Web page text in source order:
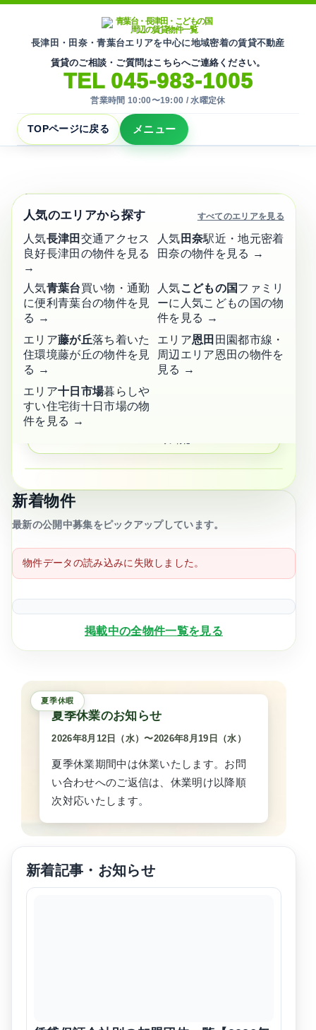
長津田・田奈・青葉台エリアを中心に地域密着の賃貸不動産
賃貸のご相談・ご質問はこちらへご連絡ください。
TEL 045-983-1005
営業時間 10:00〜19:00 / 水曜定休
TOPページに戻る
メニュー
地域密着の賃貸不動産
の賃貸物件一覧
ます。
🏠
地域に根ざして
30年以上
安心のサポート
🤝
管理・紹介
実績多数
信頼のサービス
📍
長津田・田奈・青葉台に
かんたん物件検索
エリア・キーワード
賃料上限
この条件で検索
人気のエリアから探す すべてのエリアを見る
人気長津田 交通アクセス
良好長津田の物件を見る
→
人気 田奈駅近・地元密着
田奈の物件を見る →
人気青葉台買い物・通勤
に便利 青葉台の物件を見
る →
人気こどもの国ファミリ
ーに人気こどもの国の物
件を見る →
エリア藤が丘落ち着いた
住環境藤が丘の物件を見
る →
エリア恩田 田園都市線・
周辺エリア恩田の物件を
見る →
エリア十日市場暮らしや
すい住宅街十日市場の物
件を見る →
新着物件
最新の公開中募集をピックアップしています。
物件データの読み込みに失敗しました。
掲載中の全物件一覧を見る
夏季休業のお知らせ
2026年8月12日（水） 〜2026年8月19日（水）
夏季休業期間中は休業いたします。お問
い合わせへのご返信は、休業明け以降順
次対応いたします。
新着記事・お知らせ